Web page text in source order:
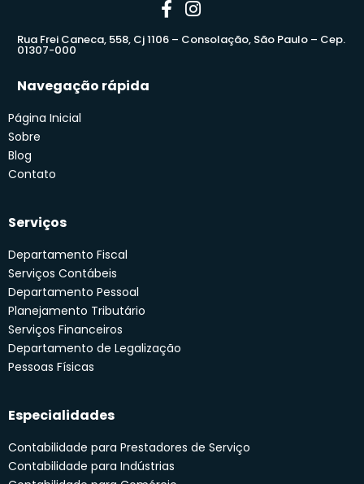
Rua Frei Caneca, 558, Cj 1106 – Consolação, São Paulo – Cep.
01307-000
Navegação rápida
Página Inicial
Sobre
Blog
Contato
Serviços
Departamento Fiscal
Serviços Contábeis
Departamento Pessoal
Planejamento Tributário
Serviços Financeiros
Departamento de Legalização
Pessoas Físicas
Especialidades
Contabilidade para Prestadores de Serviço
Contabilidade para Indústrias